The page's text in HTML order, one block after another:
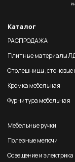
Каталог
РАСПРОДАЖА
Плитные материалы
Столешницы,
Кромка мебельная
Фурнитура мебельная
Мебельные ручки
Полезные мелочи
Освещение и электрика